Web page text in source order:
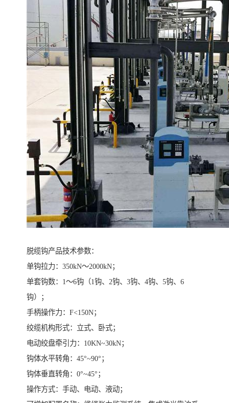
脱缆钩产品技术参数：
单钩拉力：350kN～2000kN；
单套钩数：1～6钩（1钩、2钩、3钩、4钩、5钩、6
钩）；
手柄操作力：F<150N；
绞缆机构形式：立式、卧式；
电动绞盘牵引力：10KN~30kN；
钩体水平转角：45°~90°；
钩体垂直转角：0°~45°；
操作方式：手动、电动、液动；